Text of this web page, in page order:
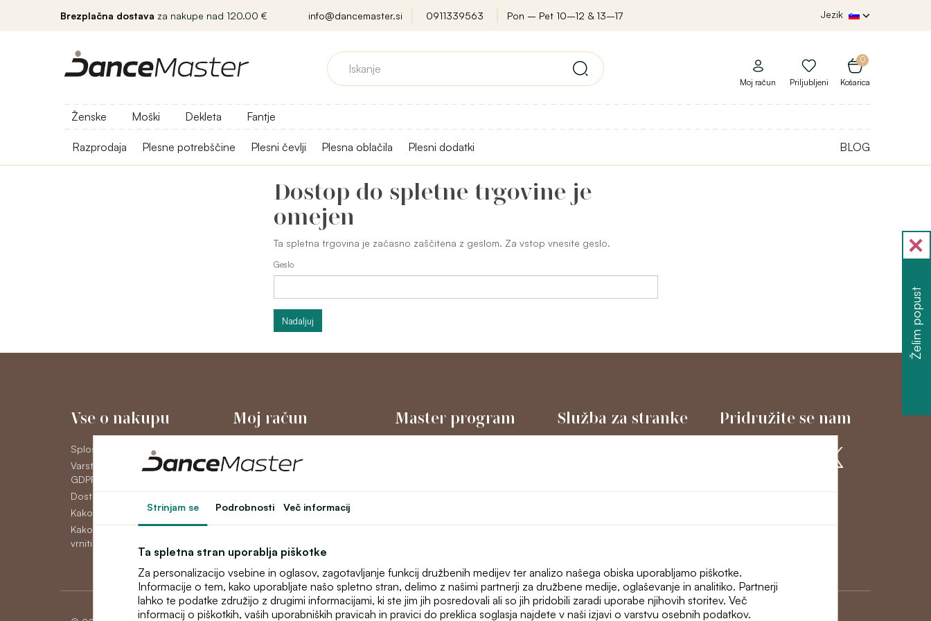
Strinjam se Podrobnosti Več informacij
Ta spletna stran uporablja piškotke
Za personalizacijo vsebine in oglasov, zagotavljanje funkcij družbenih medijev ter analizo našega obiska uporabljamo piškotke.
Informacije o tem, kako uporabljate našo spletno stran, delimo z našimi partnerji za družbene medije, oglaševanje in analitiko. Partnerji
lahko te podatke združijo z drugimi informacijami, ki ste jim jih posredovali ali so jih pridobili zaradi uporabe njihovih storitev. Več
informacij o piškotkih, vaših uporabniških pravicah in pravici do preklica soglasja najdete v naši izjavi o varstvu osebnih podatkov.
Brezplačna dostava za nakupe nad 120.00 € info@dancemaster.si 0911339563 Pon – Pet 10–12 & 13–17 Jezik
0
Košarica
Moj račun Priljubljeni
Ženske Moški Dekleta Fantje
Razprodaja Plesne potrebščine Plesni čevlji Plesna oblačila Plesni dodatki BLOG
Dostop do spletne trgovine je
omejen
Ta spletna trgovina je začasno zaščitena z geslom. Za vstop vnesite geslo.
Geslo
Nadaljuj
Vse o nakupu
Splošni poslovni pogoji
Varstvo osebnih podatkov
GDPR
Dostava
Kako plačati
Kako reklamirati, zamenjati ali
vrniti blago
Moj račun
Zgodovina naročil
Master program Služba za stranke Pridružite se nam
Želim popust